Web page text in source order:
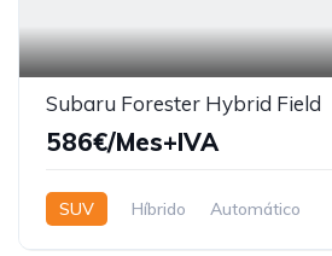
Subaru Forester Hybrid Field
586€/Mes+IVA
SUV Híbrido Automático